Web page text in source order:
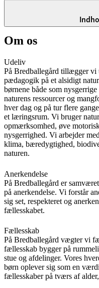
Om os
Udeliv
På Bredballegård tillægger
pædagogik på et alsidigt
børnene både som
naturens ressourcer og
hver dag og på tur flere
et læringsrum. Vi bruger
opmærksomhed, øve
nysgerrighed. Vi arbejder
klima, bæredygtighed,
naturen.
Anerkendelse
På Bredballegård er
på anerkendelse. Vi forstår
sig set, respekteret og
fællesskabet.
Fællesskab
På Bredballegård vægter vi
fællesskab bygger på
stue og afdelinger. Vores
børn oplever sig som en
fællesskaber på tværs af